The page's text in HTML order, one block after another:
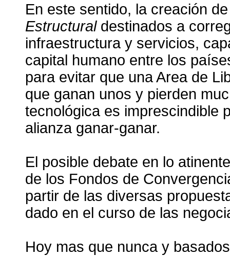
En este sentido, la creación
Estructuraldestinados a
infraestructura y servicios,
capital humano entre los
para evitar que una Area de
que ganan unos y pierden
tecnológica es imprescindible
alianza ganar-ganar.
El posible debate en lo
de los Fondos de
partir de las diversas
dado en el curso de las
Hoy mas que nunca y